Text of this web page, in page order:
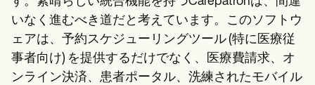
いなく進むべき道だと考えています。このソフトウ
ェアは、予約スケジューリングツール (特に医療従
事者向け) を提供するだけでなく、医療費請求、オ
ンライン決済、患者ポータル、洗練されたモバイル